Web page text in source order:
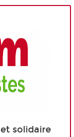
solidaire